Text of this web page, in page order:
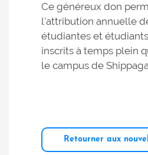
Ce généreux don
l'attribution annuelle
étudiantes et
inscrits à temps plein
le campus de
Retourner aux